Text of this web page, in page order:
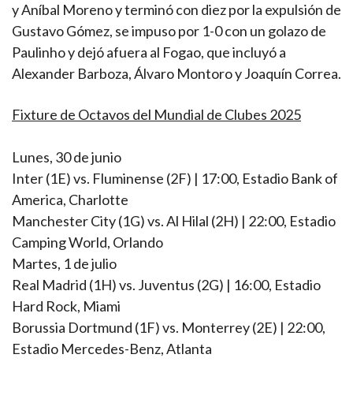
y Aníbal Moreno y terminó con diez por la expulsión de
Gustavo Gómez, se impuso por 1-0 con un golazo de
Paulinho y dejó afuera al Fogao, que incluyó a
Alexander Barboza, Álvaro Montoro y Joaquín Correa.
Fixture de Octavos del Mundial de Clubes 2025
Lunes, 30 de junio
Inter (1E) vs. Fluminense (2F) | 17:00, Estadio Bank of
America, Charlotte
Manchester City (1G) vs. Al Hilal (2H) | 22:00, Estadio
Camping World, Orlando
Martes, 1 de julio
Real Madrid (1H) vs. Juventus (2G) | 16:00, Estadio
Hard Rock, Miami
Borussia Dortmund (1F) vs. Monterrey (2E) | 22:00,
Estadio Mercedes-Benz, Atlanta